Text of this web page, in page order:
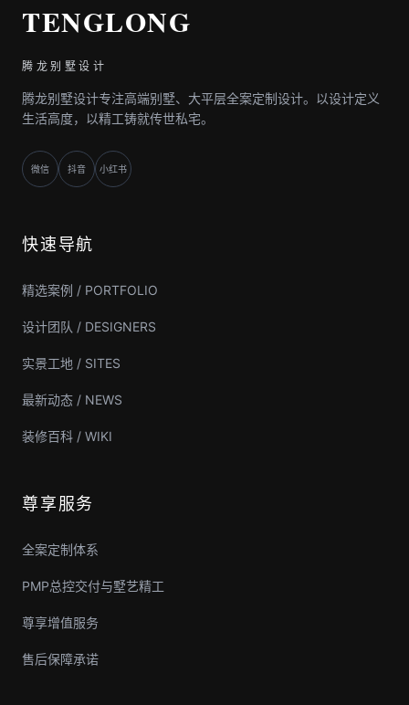
TENGLONG
腾龙别墅设计
腾龙别墅设计专注高端别墅、大平层全案定制设计。以设计定义
生活高度，以精工铸就传世私宅。
微信 抖音 小红书
快速导航
精选案例 / PORTFOLIO
设计团队 / DESIGNERS
实景工地 / SITES
最新动态 / NEWS
装修百科 / WIKI
尊享服务
全案定制体系
PMP总控交付与墅艺精工
尊享增值服务
售后保障承诺